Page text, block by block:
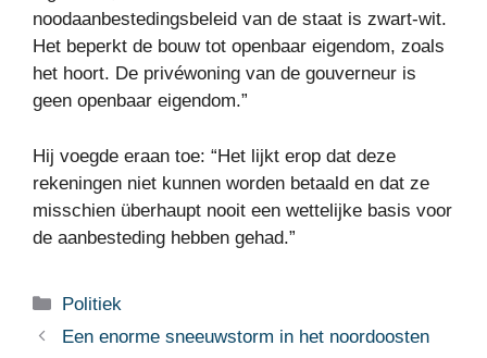
noodaanbestedingsbeleid van de staat is zwart-wit.
Het beperkt de bouw tot openbaar eigendom, zoals
het hoort. De privéwoning van de gouverneur is
geen openbaar eigendom.”
Hij voegde eraan toe: “Het lijkt erop dat deze
rekeningen niet kunnen worden betaald en dat ze
misschien überhaupt nooit een wettelijke basis voor
de aanbesteding hebben gehad.”
Categorieën
Politiek
Een enorme sneeuwstorm in het noordoosten